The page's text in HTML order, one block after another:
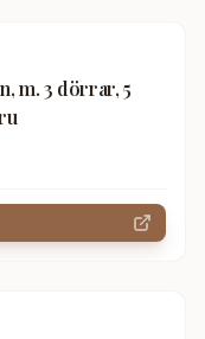
m. 3 dörrar, 5